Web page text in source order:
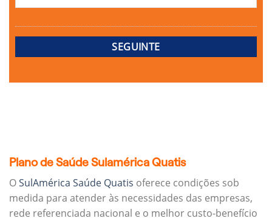
Plano de Saúde Sulamérica Quatis
OSulAmérica Saúde Quatis oferece condições sob
medida para atender às necessidades das empresas,
rede referenciada nacional e o melhor custo-benefício